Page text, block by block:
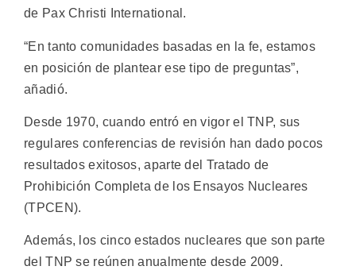
de Pax Christi International.
“En tanto comunidades basadas en la fe, estamos
en posición de plantear ese tipo de preguntas”,
añadió.
Desde 1970, cuando entró en vigor el TNP, sus
regulares conferencias de revisión han dado pocos
resultados exitosos, aparte del Tratado de
Prohibición Completa de los Ensayos Nucleares
(TPCEN).
Además, los cinco estados nucleares que son parte
del TNP se reúnen anualmente desde 2009.